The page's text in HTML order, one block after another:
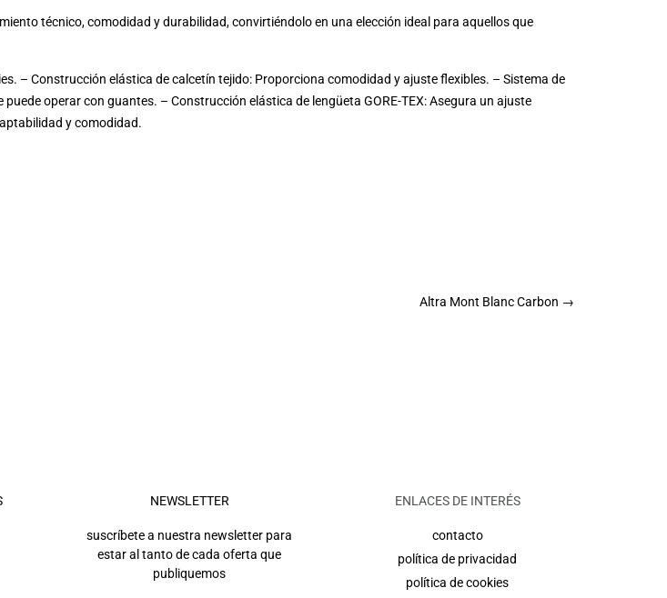
técnico, comodidad y durabilidad, convirtiéndolo en una elección ideal para aquellos que
– Construcción elástica de calcetín tejido: Proporciona comodidad y ajuste flexibles. – Sistema de
operar con guantes. – Construcción elástica de lengüeta GORE-TEX: Asegura un ajuste
y comodidad.
Altra Mont Blanc Carbon →
NEWSLETTER
suscríbete a nuestra newsletter para
estar al tanto de cada oferta que
publiquemos
ENLACES DE INTERÉS
contacto
política de privacidad
política de cookies